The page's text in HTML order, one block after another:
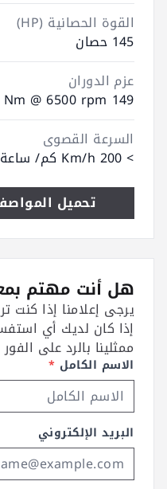
القوة الحصانية (HP)
145 حصان
عزم الدوران
149 Nm @ 6500 rpm نيوتن - متر
السرعة القصوى
> 200 Km/h كم/ ساعة
تحميل
هل أنت مهتم
يرجى إعلامنا إذا كنت
إذا كان لديك أي
ممثلينا بالرد على الفور
الاسم الكامل *
البريد الإلكتروني